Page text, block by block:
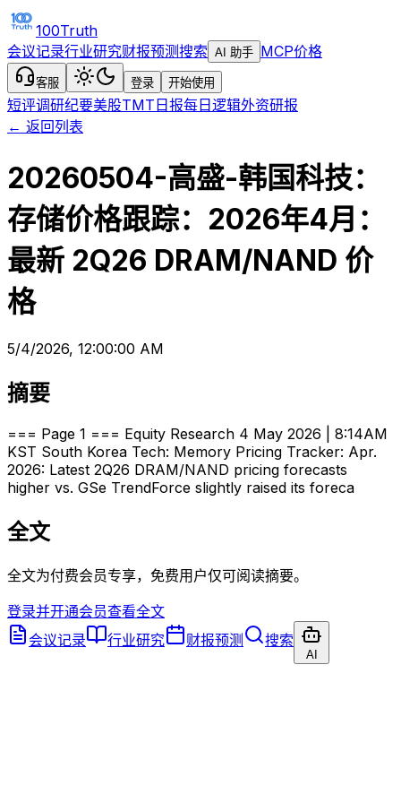
100Truth
会议记录行业研究财报预测搜索 AI 助手 MCP价格
客服 登录 开始使用
短评调研纪要美股TMT日报每日逻辑外资研报
← 返回列表
20260504-高盛-韩国科技：
存储价格跟踪：2026年4月：
最新 2Q26 DRAM/NAND 价
格
5/4/2026, 12:00:00 AM
摘要
=== Page 1 === Equity Research 4 May 2026 | 8:14AM
KST South Korea Tech: Memory Pricing Tracker: Apr.
2026: Latest 2Q26 DRAM/NAND pricing forecasts
higher vs. GSe TrendForce slightly raised its foreca
全文
全文为付费会员专享，免费用户仅可阅读摘要。
登录并开通会员查看全文
会议记录
行业研究 财报预测 搜索
AI